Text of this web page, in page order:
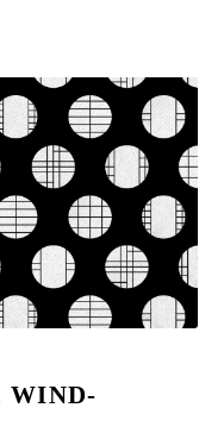
WIND-